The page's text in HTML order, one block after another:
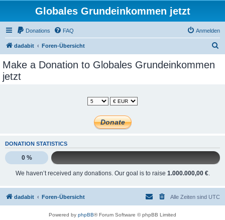
Globales Grundeinkommen jetzt
Donations FAQ Anmelden
dadabit Foren-Übersicht
Make a Donation to Globales Grundeinkommen
jetzt
DONATION STATISTICS
0 %
We haven’t received any donations. Our goal is to raise 1.000.000,00 €.
dadabit Foren-Übersicht Alle Zeiten sind UTC
Powered by phpBB® Forum Software © phpBB Limited